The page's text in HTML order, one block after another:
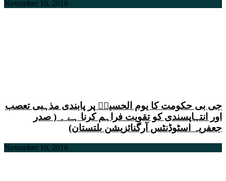
November 10, 2016
جی بی حکومت کا یوم الحسینؑ پر پابندی مذہبی تعصب
اور انتہاپسندی کو تقویت فراہم کرنا ہے ۔ ( صدر
جعفریہ اسٹوڈنٹس آرگنائزیشن بلتستان)
November 10, 2016